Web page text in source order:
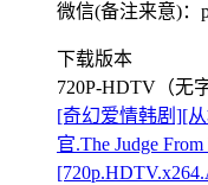
微信(备注来意)：
下载版本
720P-HDTV（无
[奇幻爱情韩剧][
官.The Judge